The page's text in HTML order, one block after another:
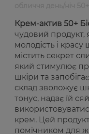
Крем-актив 50+
чудовий
молодість і красу
містить секрет
який стимулює
шкіри та
склад зволожує
тонус, надає їй
крем. Цей
помічником для